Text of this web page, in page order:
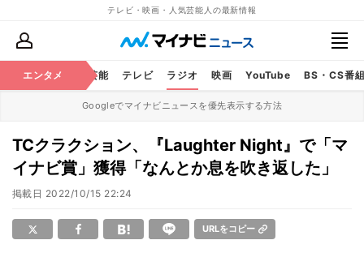
テレビ・映画・人気芸能人の最新情報
エンタメ 芸能 テレビ ラジオ 映画 YouTube BS・CS番
Googleでマイナビニュースを優先表示する方法
TCクラクション、『Laughter Night』で「マ
イナビ賞」獲得「なんとか息を吹き返した」
掲載日 2022/10/15 22:24
URLをコピー